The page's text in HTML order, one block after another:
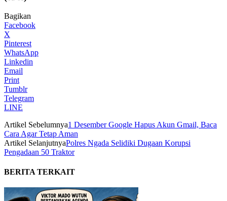
Bagikan
Facebook
X
Pinterest
WhatsApp
Linkedin
Email
Print
Tumblr
Telegram
LINE
Artikel Sebelumnya1 Desember Google Hapus Akun Gmail, Baca
Cara Agar Tetap Aman
Artikel SelanjutnyaPolres Ngada Selidiki Dugaan Korupsi
Pengadaan 50 Traktor
BERITA TERKAIT